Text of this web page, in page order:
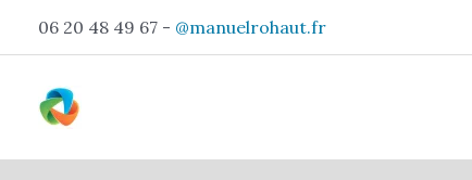
contenu
06 20 48 49 67 - @manuelrohaut.fr